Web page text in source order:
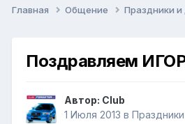
Главная Общение Праздники
Поздравляем
Автор: Club
1 Июля 2013 в